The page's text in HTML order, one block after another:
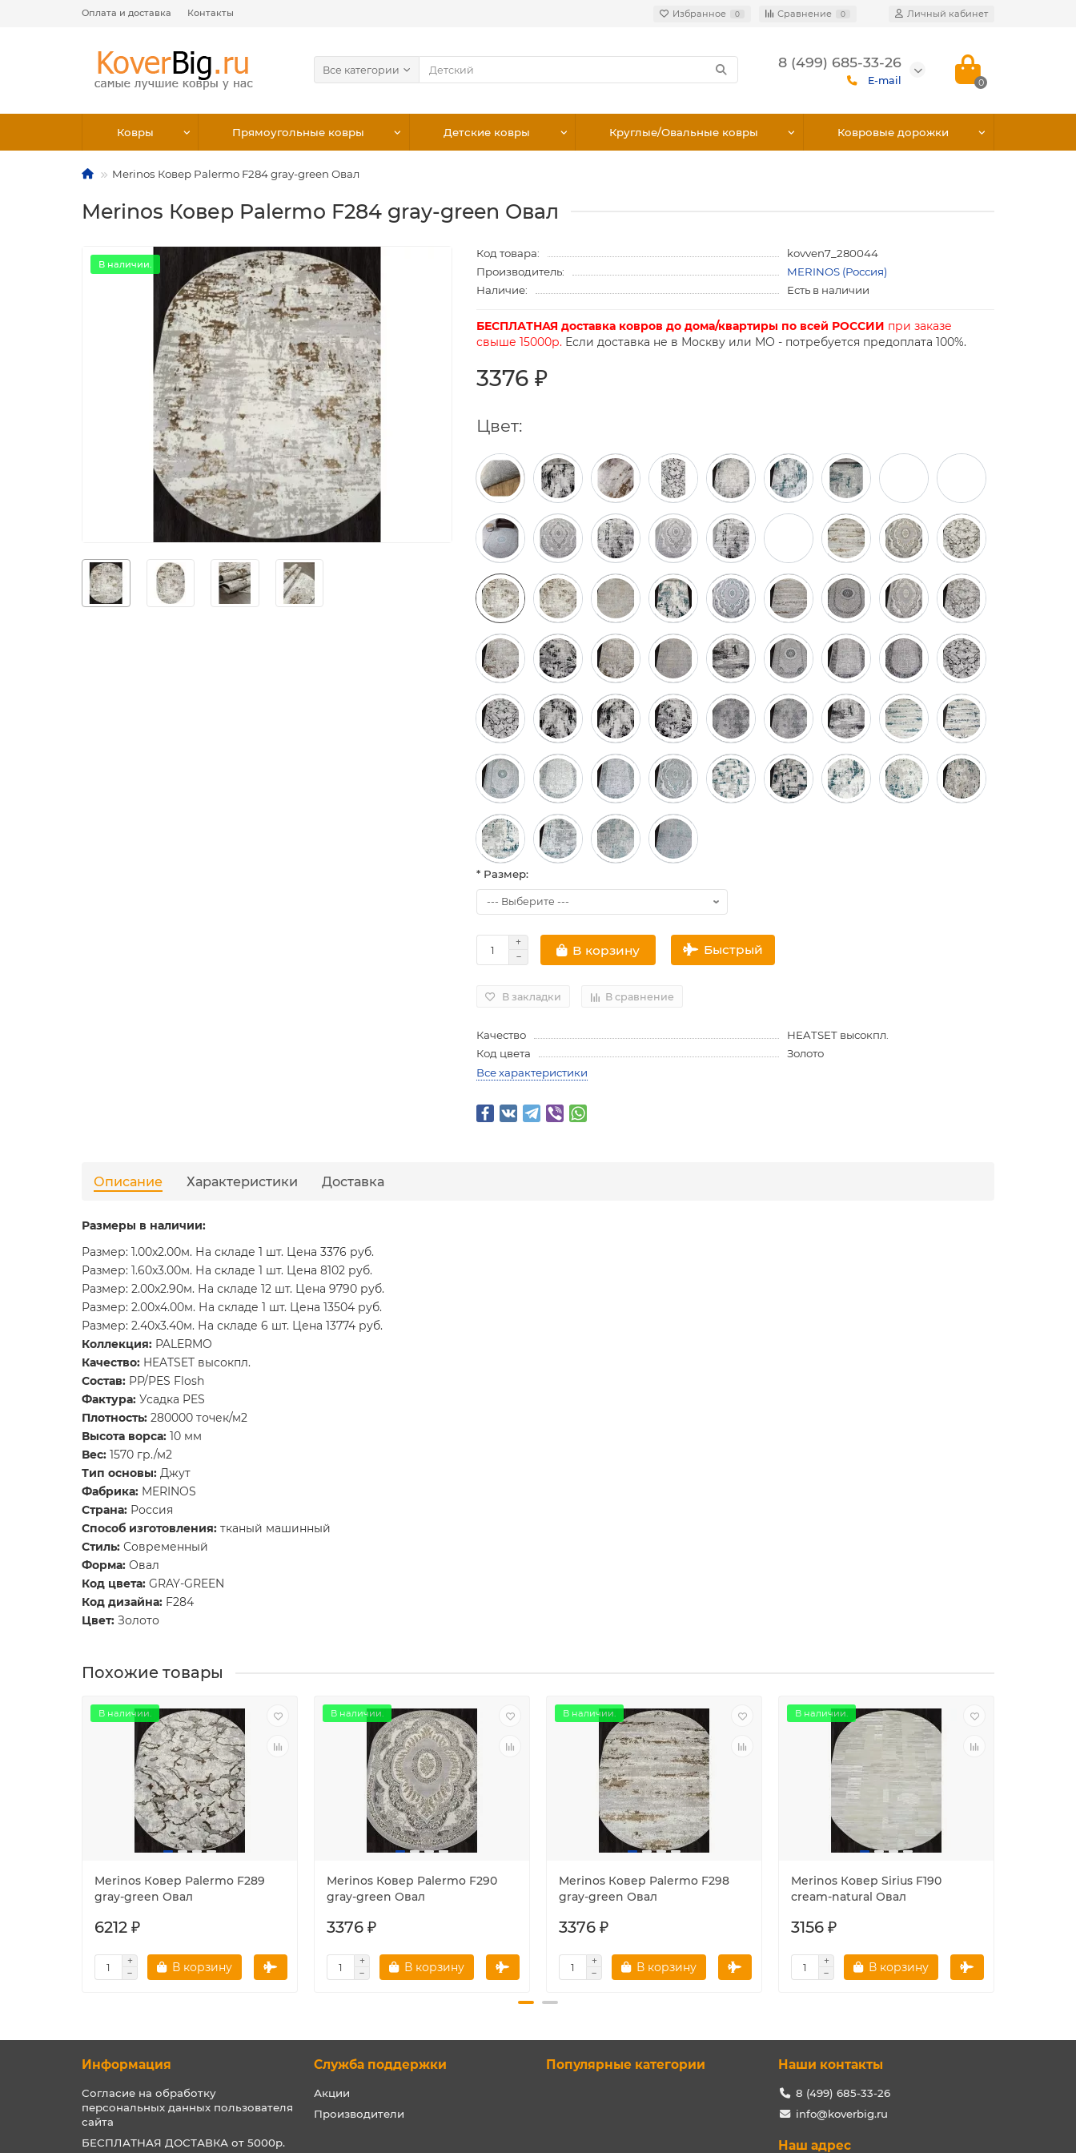
Оплата и доставка Контакты Избранное 0 Сравнение 0 Личный кабинет
Все категории 8 (499) 685-33-26
E-mail 0
Ковры Прямоугольные ковры Детские ковры Круглые/Овальные ковры Ковровые дорожки
Merinos Ковер Palermo F284 gray-green Овал
Merinos Ковер Palermo F284 gray-green Овал
В наличии.
Код товара:
kovven7_280044
Производитель:
MERINOS (Россия)
Наличие:
Есть в наличии
БЕСПЛАТНАЯ доставка ковров до дома/квартиры по всей РОССИИ при заказе
свыше 15000р. Если доставка не в Москву или МО - потребуется предоплата 100%.
3376 ₽
Цвет:
* Размер:
В корзину Быстрый
В закладки В сравнение
Качество
HEATSET высокпл.
Код цвета
Золото
Все характеристики
Описание Характеристики Доставка
Размеры в наличии:
Размер: 1.00x2.00м. На складе 1 шт. Цена 3376 руб.
Размер: 1.60x3.00м. На складе 1 шт. Цена 8102 руб.
Размер: 2.00x2.90м. На складе 12 шт. Цена 9790 руб.
Размер: 2.00x4.00м. На складе 1 шт. Цена 13504 руб.
Размер: 2.40x3.40м. На складе 6 шт. Цена 13774 руб.
Коллекция: PALERMO
Качество: HEATSET высокпл.
Состав: PP/PES Flosh
Фактура: Усадка PES
Плотность: 280000 точек/м2
Высота ворса: 10 мм
Вес: 1570 гр./м2
Тип основы: Джут
Фабрика: MERINOS
Страна: Россия
Способ изготовления: тканый машинный
Стиль: Современный
Форма: Овал
Код цвета: GRAY-GREEN
Код дизайна: F284
Цвет: Золото
Похожие товары
В наличии.
Merinos Ковер Palermo F289
gray-green Овал
6212 ₽
В корзину
В наличии.
Merinos Ковер Palermo F290
gray-green Овал
3376 ₽
В корзину
В наличии.
Merinos Ковер Palermo F298
gray-green Овал
3376 ₽
В корзину
В наличии.
Merinos Ковер Sirius F190
cream-natural Овал
3156 ₽
В корзину
Информация
Согласие на обработку
персональных данных пользователя
сайта
БЕСПЛАТНАЯ ДОСТАВКА от 5000р.
Служба поддержки
Акции
Производители
Популярные категории Наши контакты
8 (499) 685-33-26
info@koverbig.ru
Наш адрес